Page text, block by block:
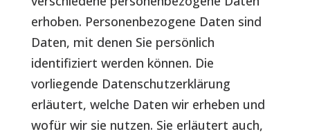
erhoben. Personenbezogene Daten sind
Daten, mit denen Sie persönlich
identifiziert werden können. Die
vorliegende Datenschutzerklärung
erläutert, welche Daten wir erheben und
wofür wir sie nutzen. Sie erläutert auch,